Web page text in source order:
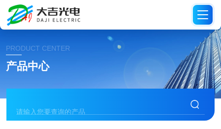
PRODUCT CENTER
产品中心